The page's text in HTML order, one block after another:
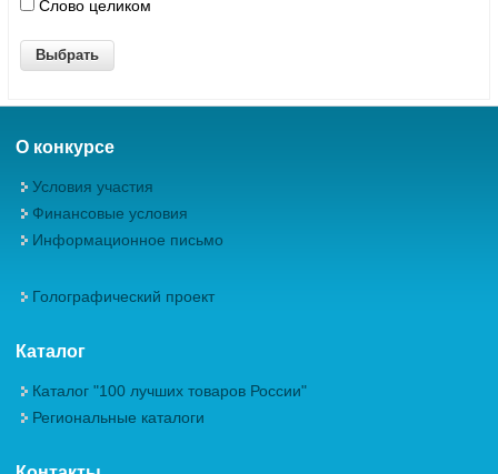
Слово целиком
О конкурсе
Условия участия
Финансовые условия
Информационное письмо
Голографический проект
Каталог
Каталог "100 лучших товаров России"
Региональные каталоги